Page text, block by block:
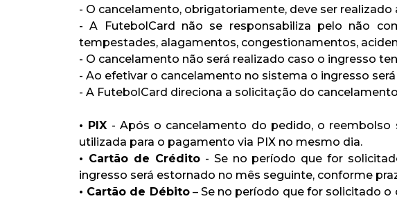
- O cancelamento, obrigatoriamente, deve ser
- A FutebolCard não se responsabiliza pelo não
tempestades, alagamentos, congestionamentos,
- O cancelamento não será realizado caso o ingresso
- Ao efetivar o cancelamento no sistema o ingresso
- A FutebolCard direciona a solicitação do
• PIX - Após o cancelamento do pedido, o
utilizada para o pagamento via PIX no mesmo dia.
• Cartão de Crédito- Se no período que for
ingresso será estornado no mês seguinte, conforme
• Cartão de Débito– Se no período que for solicitado